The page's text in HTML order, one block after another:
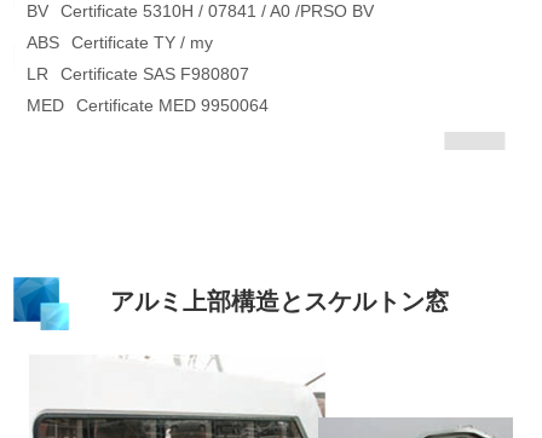
BV
Certificate 5310H / 07841 / A0 /PRSO BV
ABS
Certificate TY / my
LR
Certificate SAS F980807
MED
Certificate MED 9950064
アルミ上部構造とスケルトン窓